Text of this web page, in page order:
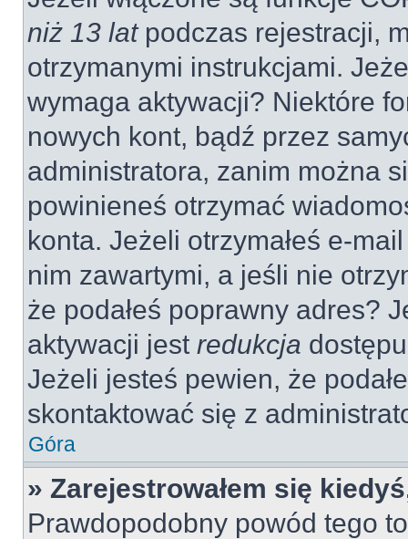
niż 13 latpodczas rejestracji,
otrzymanymi instrukcjami.
wymaga aktywacji? Niektóre
nowych kont, bądź przez
administratora, zanim można
powinieneś otrzymać
konta. Jeżeli otrzymałeś e-
nim zawartymi, a jeśli nie
że podałeś poprawny adres?
aktywacji jest redukcja
Jeżeli jesteś pewien, że
skontaktować się z
Góra
» Zarejestrowałem się
Prawdopodobny powód tego